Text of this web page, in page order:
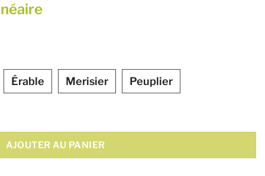
Érable Merisier Peuplier
AJOUTER AU PANIER